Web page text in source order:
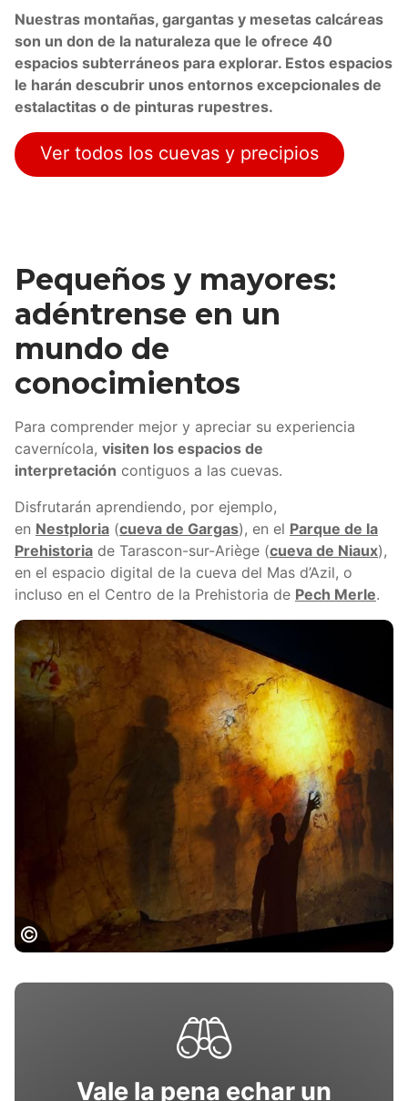
Nuestras montañas, gargantas y mesetas calcáreas
son un don de la naturaleza que le ofrece 40
espacios subterráneos para explorar. Estos espacios
le harán descubrir unos entornos excepcionales de
estalactitas o de pinturas rupestres.
Ver todos los cuevas y precipios
Pequeños y mayores:
adéntrense en un
mundo de
conocimientos
Para comprender mejor y apreciar su experiencia
cavernícola, visiten los espacios de
interpretación contiguos a las cuevas.
Disfrutarán aprendiendo, por ejemplo,
en Nestploria (cueva de Gargas), en el Parque de la
Prehistoria de Tarascon-sur-Ariège (cueva de Niaux),
en el espacio digital de la cueva del Mas d’Azil, o
incluso en el Centro de la Prehistoria de Pech Merle.
Hautes-Pyrénées, CCStlaurent
Vale la pena echar un